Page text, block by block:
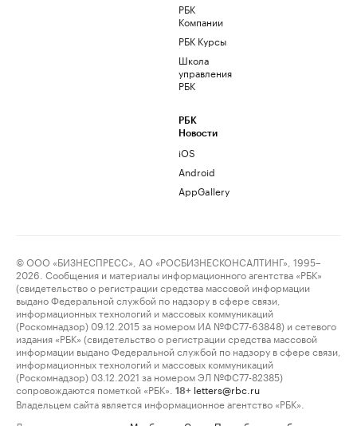
РБК
Компании
РБК Курсы
Школа
управления
РБК
РБК
Новости
iOS
Android
AppGallery
© ООО «БИЗНЕСПРЕСС», АО «РОСБИЗНЕСКОНСАЛТИНГ», 1995–
2026. Сообщения и материалы информационного агентства «РБК»
(свидетельство о регистрации средства массовой информации
выдано Федеральной службой по надзору в сфере связи,
информационных технологий и массовых коммуникаций
(Роскомнадзор) 09.12.2015 за номером ИА №ФС77-63848) и сетевого
издания «РБК» (свидетельство о регистрации средства массовой
информации выдано Федеральной службой по надзору в сфере связи,
информационных технологий и массовых коммуникаций
(Роскомнадзор) 03.12.2021 за номером ЭЛ №ФС77-82385)
сопровождаются пометкой «РБК».
18+ letters@rbc.ru
Владельцем сайта является информационное агентство «РБК».